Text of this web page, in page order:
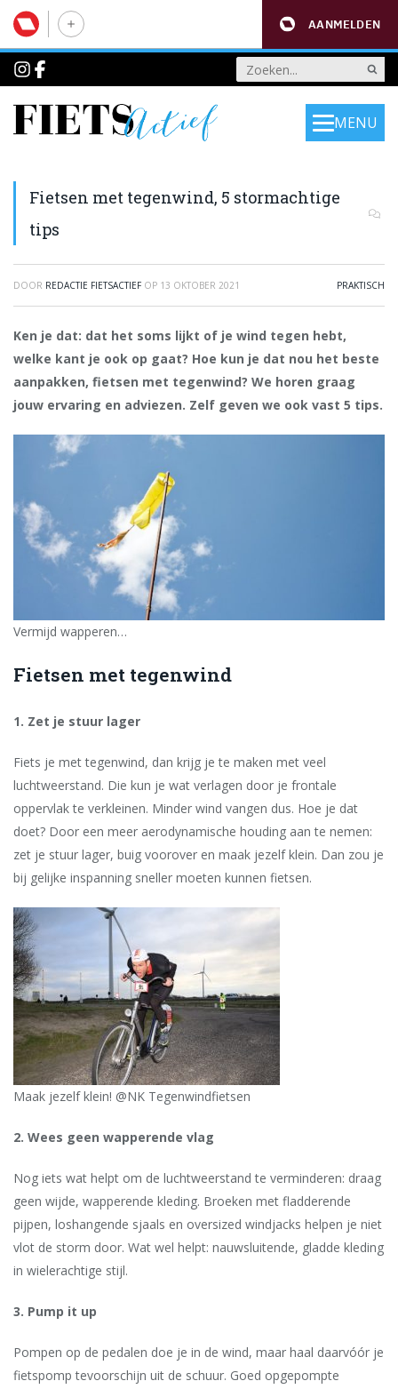
AANMELDEN
MENU
Fietsen met tegenwind, 5 stormachtige
tips
DOOR REDACTIE FIETSACTIEF OP 13 OKTOBER 2021 PRAKTISCH
Ken je dat: dat het soms lijkt of je wind tegen hebt,
welke kant je ook op gaat? Hoe kun je dat nou het beste
aanpakken, fietsen met tegenwind? We horen graag
jouw ervaring en adviezen. Zelf geven we ook vast 5 tips.
Vermijd wapperen…
Fietsen met tegenwind
1. Zet je stuur lager
Fiets je met tegenwind, dan krijg je te maken met veel
luchtweerstand. Die kun je wat verlagen door je frontale
oppervlak te verkleinen. Minder wind vangen dus. Hoe je dat
doet? Door een meer aerodynamische houding aan te nemen:
zet je stuur lager, buig voorover en maak jezelf klein. Dan zou je
bij gelijke inspanning sneller moeten kunnen fietsen.
Maak jezelf klein! @NK Tegenwindfietsen
2. Wees geen wapperende vlag
Nog iets wat helpt om de luchtweerstand te verminderen: draag
geen wijde, wapperende kleding. Broeken met fladderende
pijpen, loshangende sjaals en oversized windjacks helpen je niet
vlot de storm door. Wat wel helpt: nauwsluitende, gladde kleding
in wielerachtige stijl.
3. Pump it up
Pompen op de pedalen doe je in de wind, maar haal daarvóór je
fietspomp tevoorschijn uit de schuur. Goed opgepompte